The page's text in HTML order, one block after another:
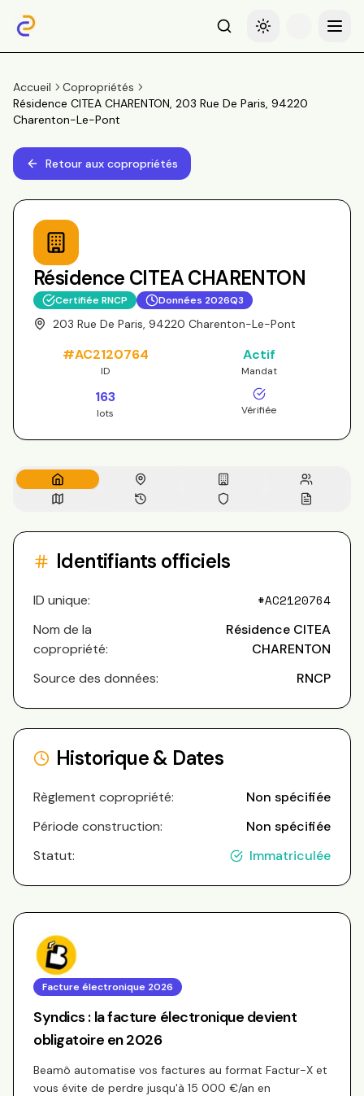
RechercheBasculer le thème
Menu
Accueil
Copropriétés
Résidence CITEA CHARENTON, 203 Rue De Paris, 94220
Charenton-Le-Pont
Retour aux copropriétés
Résidence CITEA CHARENTON
Certifiée RNCP Données 2026Q3
203 Rue De Paris, 94220 Charenton-Le-Pont
#AC2120764
ID
Actif
Mandat
163
lots Vérifiée
Identifiants officiels
ID unique: #AC2120764
Nom de la
copropriété:
Résidence CITEA
CHARENTON
Source des données:
RNCP
Historique & Dates
Règlement copropriété:
Non spécifiée
Période construction:
Non spécifiée
Statut:
Immatriculée
Facture électronique 2026
Syndics : la facture électronique devient
obligatoire en 2026
Beamô automatise vos factures au format Factur-X et
vous évite de perdre jusqu'à 15 000 €/an en